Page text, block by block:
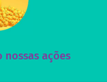
ações
nos ajude compartilhando
nosso site!
instagram